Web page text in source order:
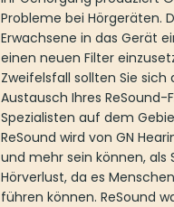
Probleme bei Hörgeräten.
Erwachsene in das Gerät
einen neuen Filter
Zweifelsfall sollten Sie
Austausch Ihres
Spezialisten auf dem
ReSound wird von GN
und mehr sein können,
Hörverlust, da es
führen können. ReSound